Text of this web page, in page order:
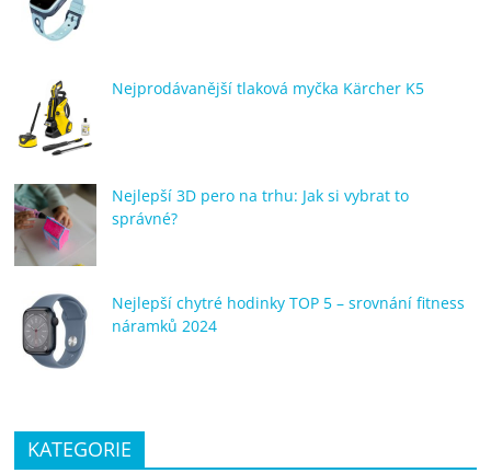
Nejprodávanější tlaková myčka Kärcher K5
Nejlepší 3D pero na trhu: Jak si vybrat to
správné?
Nejlepší chytré hodinky TOP 5 – srovnání fitness
náramků 2024
KATEGORIE